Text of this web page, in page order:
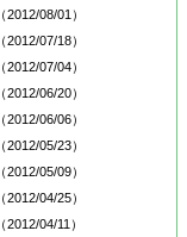
（2012/08/01）
（2012/07/18）
（2012/07/04）
（2012/06/20）
（2012/06/06）
（2012/05/23）
（2012/05/09）
（2012/04/25）
（2012/04/11）